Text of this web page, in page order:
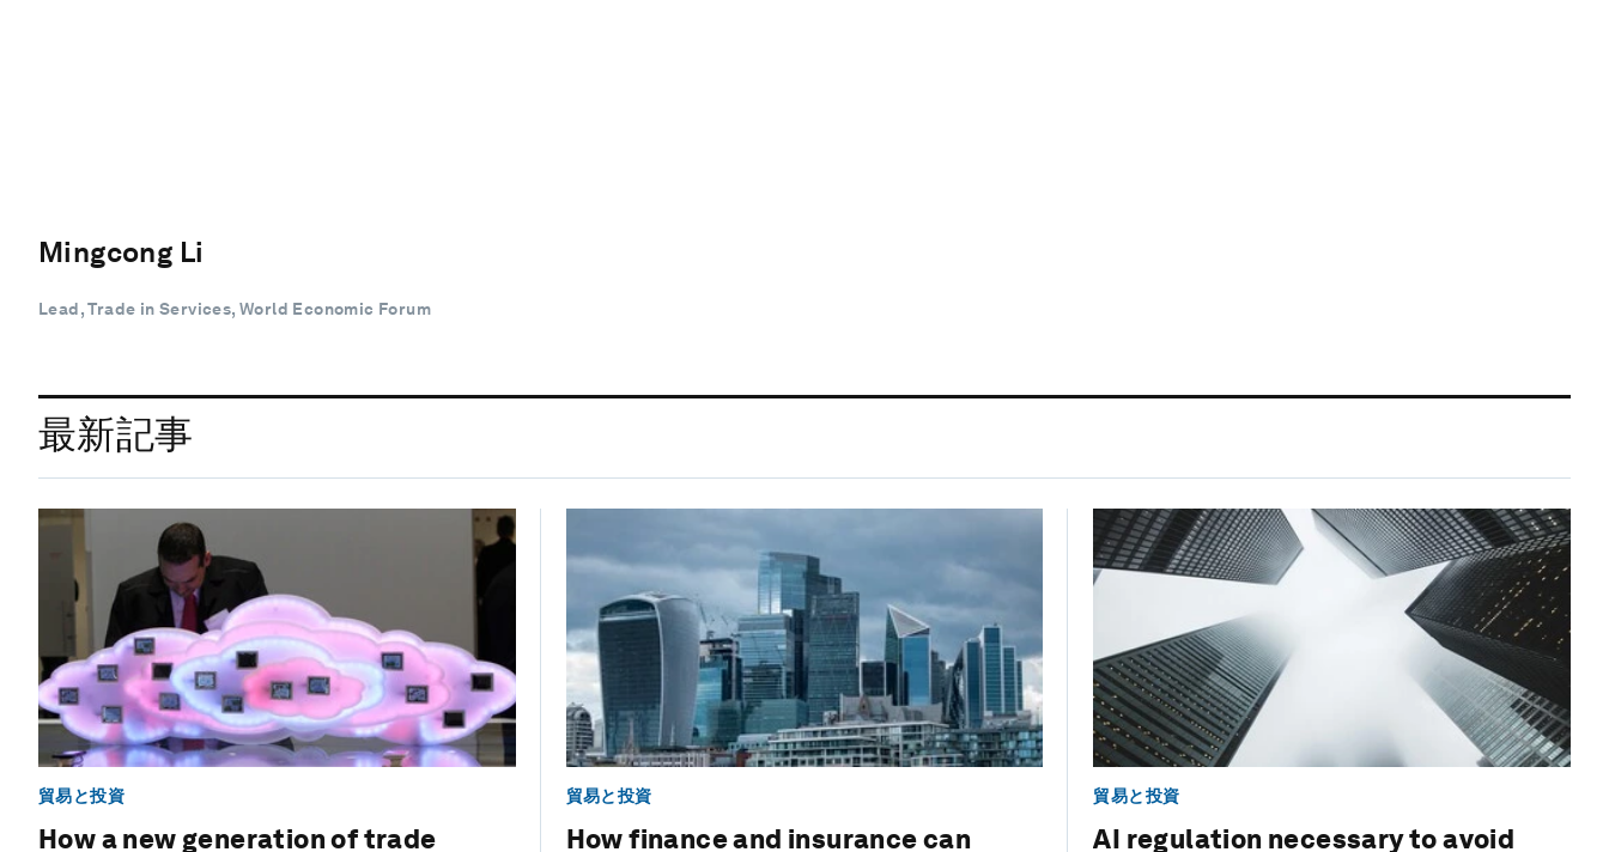
Mingcong Li
Lead, Trade in Services, World Economic Forum
最新記事
貿易と投資
How a new generation of trade
貿易と投資
How finance and insurance can
貿易と投資
AI regulation necessary to avoid